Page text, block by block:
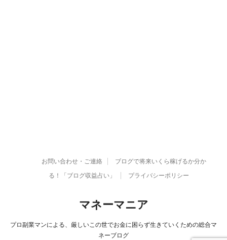
お問い合わせ・ご連絡
ブログで将来いくら稼げるか分か
る！「ブログ収益占い」
プライバシーポリシー
マネーマニア
プロ副業マンによる、厳しいこの世でお金に困らず生きていくための総合マ
ネーブログ